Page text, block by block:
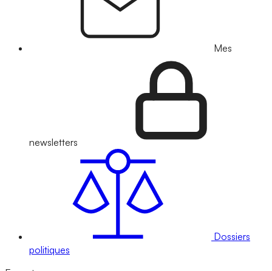
Mes
newsletters
Dossiers
politiques